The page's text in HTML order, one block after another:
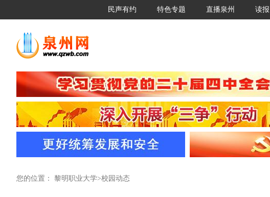
民声有约 特色专题 直播泉州 读报
您的位置： 黎明职业大学>校园动态